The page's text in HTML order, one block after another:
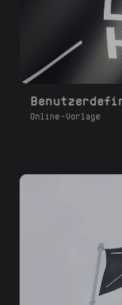
Online-Vorlage